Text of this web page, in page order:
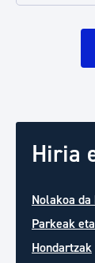
Hiria
Nolakoa da
Parkeak
Hondartzak